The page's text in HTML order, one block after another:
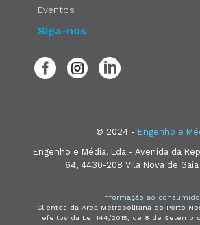
Eventos
Siga-nos
© 2024 - Engenho e
Engenho e Média, Lda - Avenida da
64, 4430-208 Vila Nova de
Informação ao
Clientes da Área Metropolitana do Porto
efeitos da Lei 144/2015, de 8 de